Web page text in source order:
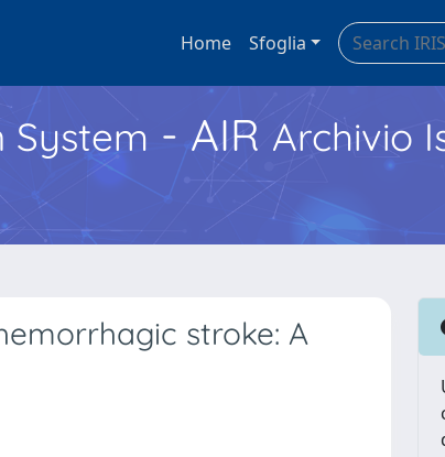
Home Sfoglia
System - AIR Archivio
stroke: A